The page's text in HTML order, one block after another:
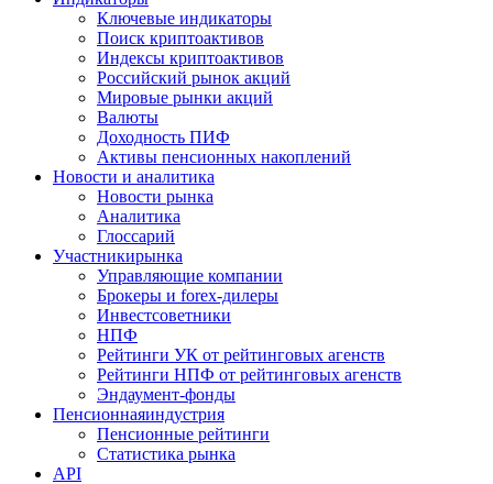
Ключевые индикаторы
Поиск криптоактивов
Индексы криптоактивов
Российский рынок акций
Мировые рынки акций
Валюты
Доходность ПИФ
Активы пенсионных накоплений
Новости и аналитика
Новости рынка
Аналитика
Глоссарий
Участникирынка
Управляющие компании
Брокеры и forex-дилеры
Инвестсоветники
НПФ
Рейтинги УК от рейтинговых агенств
Рейтинги НПФ от рейтинговых агенств
Эндаумент-фонды
Пенсионнаяиндустрия
Пенсионные рейтинги
Статистика рынка
API